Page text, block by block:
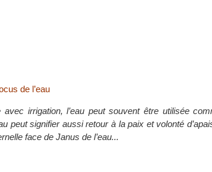
de l’eau
irrigation, l’eau peut souvent être utilisée
peut signifier aussi retour à la paix et volonté
face de Janus de l’eau...